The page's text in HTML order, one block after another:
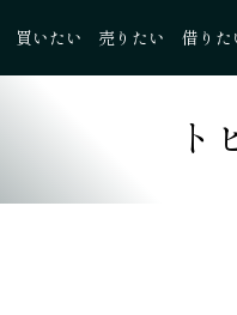
買いたい 売りたい 借りた
ト